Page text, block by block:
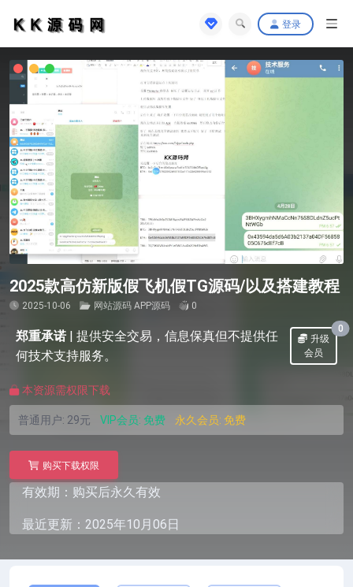
登录
2025款高仿新版假飞机假TG源码/以及搭建教程
2025-10-06 网站源码 APP源码 0
郑重承诺 | 提供安全交易，信息保真但不提供任
何技术支持服务。
升级
会员
0
本资源需权限下载
普通用户: 29元 VIP会员: 免费 永久会员: 免费
购买下载权限
有效期：购买后永久有效
最近更新：2025年10月06日